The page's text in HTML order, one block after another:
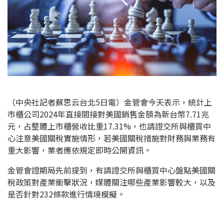
（中央社記者蘇思云台北5日電）金管會今天表示，統計上
市櫃公司2024年直接間接對美國銷售金額為新台幣7.71兆
元，占整體上市櫃營收比重17.31%，也請證交所與櫃買中
心注意美國關稅實施情形，若美國關稅措施對財務與業務有
重大影響，業者應依規定即時公開資訊。
金管會證期局先前提到，有請證交所與櫃買中心盤點美國關
稅政策對產業衝擊狀況，媒體關注哪些產業影響較大，以及
是否針對232條款進行情境模擬。